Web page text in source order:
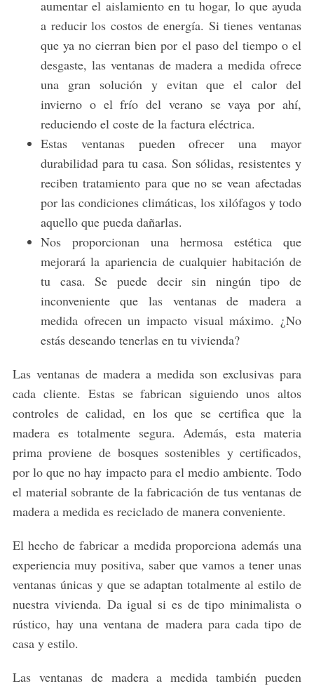
aumentar el aislamiento en tu hogar, lo que ayuda
a reducir los costos de energía. Si tienes ventanas
que ya no cierran bien por el paso del tiempo o el
desgaste, las ventanas de madera a medida ofrece
una gran solución y evitan que el calor del
invierno o el frío del verano se vaya por ahí,
reduciendo el coste de la factura eléctrica.
Estas ventanas pueden ofrecer una mayor
durabilidad para tu casa. Son sólidas, resistentes y
reciben tratamiento para que no se vean afectadas
por las condiciones climáticas, los xilófagos y todo
aquello que pueda dañarlas.
Nos proporcionan una hermosa estética que
mejorará la apariencia de cualquier habitación de
tu casa. Se puede decir sin ningún tipo de
inconveniente que las ventanas de madera a
medida ofrecen un impacto visual máximo. ¿No
estás deseando tenerlas en tu vivienda?
Las ventanas de madera a medida son exclusivas para
cada cliente. Estas se fabrican siguiendo unos altos
controles de calidad, en los que se certifica que la
madera es totalmente segura. Además, esta materia
prima proviene de bosques sostenibles y certificados,
por lo que no hay impacto para el medio ambiente. Todo
el material sobrante de la fabricación de tus ventanas de
madera a medida es reciclado de manera conveniente.
El hecho de fabricar a medida proporciona además una
experiencia muy positiva, saber que vamos a tener unas
ventanas únicas y que se adaptan totalmente al estilo de
nuestra vivienda. Da igual si es de tipo minimalista o
rústico, hay una ventana de madera para cada tipo de
casa y estilo.
Las ventanas de madera a medida también pueden